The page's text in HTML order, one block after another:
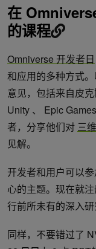
在
的课程
Omniverse 开发者日
和应用的多种方式
意见，包括来自皮
Unity 、 Epic
者，分享他们对 三
见解。
开发者和用户可以
心的主题。现在就
行前所未有的深入研
同样，不要错过了